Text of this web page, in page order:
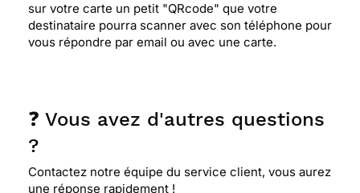
sur votre carte un petit "QRcode" que votre
destinataire pourra scanner avec son téléphone pour
vous répondre par email ou avec une carte.
❓ Vous avez d'autres questions
?
Contactez notre équipe du service client, vous aurez
une réponse rapidement !